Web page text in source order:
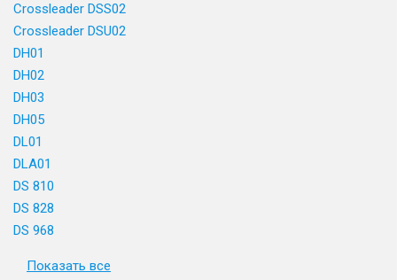
Crossleader DSS02
Crossleader DSU02
DH01
DH02
DH03
DH05
DL01
DLA01
DS 810
DS 828
DS 968
Показать все